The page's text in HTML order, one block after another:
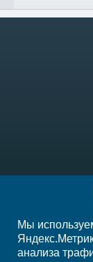
Мы
анализа